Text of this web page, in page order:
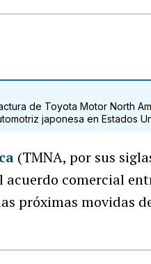
de Toyota Motor North
japonesa en Estados
(TMNA, por sus
comercial
próximas movidas